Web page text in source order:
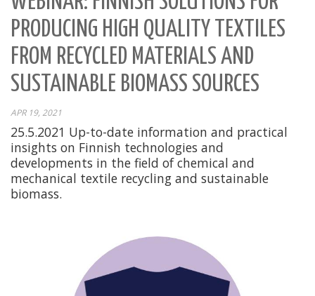
PRODUCING HIGH QUALITY TEXTILES
FROM RECYCLED MATERIALS AND
SUSTAINABLE BIOMASS SOURCES
APR 19, 2021
25.5.2021 Up-to-date information and practical
insights on Finnish technologies and
developments in the field of chemical and
mechanical textile recycling and sustainable
biomass.